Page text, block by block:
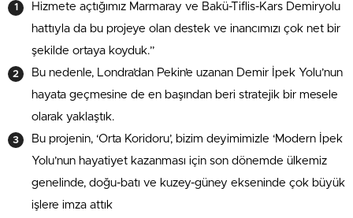
Hizmete açtığımız Marmaray ve Bakü-Tiflis-Kars Demiryolu
hattıyla da bu projeye olan destek ve inancımızı çok net bir
şekilde ortaya koyduk.”
Bu nedenle, Londra’dan Pekin’e uzanan Demir İpek Yolu’nun
hayata geçmesine de en başından beri stratejik bir mesele
olarak yaklaştık.
Bu projenin, ‘Orta Koridoru’, bizim deyimimizle ‘Modern İpek
Yolu’nun hayatiyet kazanması için son dönemde ülkemiz
genelinde, doğu-batı ve kuzey-güney ekseninde çok büyük
işlere imza attık